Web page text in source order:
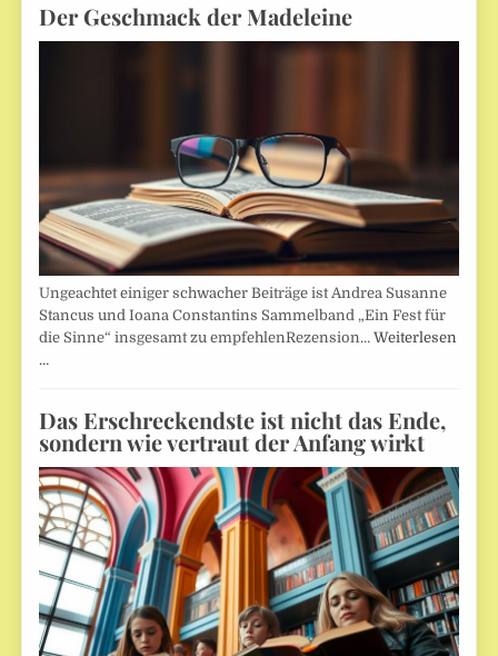
Der Geschmack der Madeleine
Ungeachtet einiger schwacher Beiträge ist Andrea Susanne
Stancus und Ioana Constantins Sammelband „Ein Fest für
die Sinne“ insgesamt zu empfehlenRezension…Weiterlesen
…
Das Erschreckendste ist nicht das Ende,
sondern wie vertraut der Anfang wirkt